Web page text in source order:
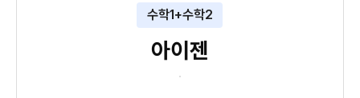
수학1+수학2
아이젠